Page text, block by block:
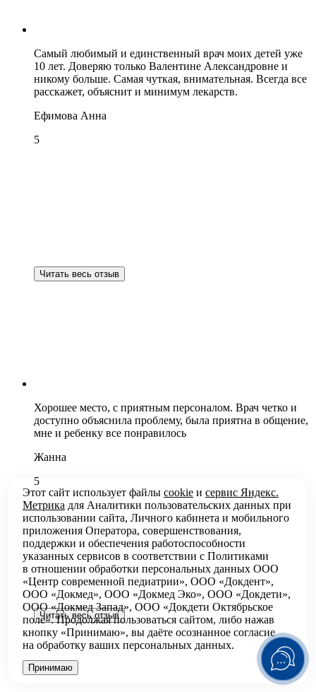
Самый любимый и единственный врач моих детей уже
10 лет. Доверяю только Валентине Александровне и
никому больше. Самая чуткая, внимательная. Всегда все
расскажет, объяснит и минимум лекарств.
Ефимова Анна
5
Читать весь отзыв
Хорошее место, с приятным персоналом. Врач четко и
доступно объяснила проблему, была приятна в общение,
мне и ребенку все понравилось
Жанна
5
Читать весь отзыв
Этот сайт использует файлы cookie и сервис Яндекс.
Метрика для Аналитики пользовательских данных при
использовании сайта, Личного кабинета и мобильного
приложения Оператора, совершенствования,
поддержки и обеспечения работоспособности
указанных сервисов в соответствии с Политиками
в отношении обработки персональных данных ООО
«Центр современной педиатрии», ООО «Докдент»,
ООО «Докмед», ООО «Докмед Эко», ООО «Докдети»,
ООО «Докмед Запад», ООО «Докдети Октябрьское
поле». Продолжая пользоваться сайтом, либо нажав
кнопку «Принимаю», вы даёте осознанное согласие
на обработку ваших персональных данных.
Принимаю